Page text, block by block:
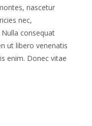
nascetur
nec,
consequat
ut libero venenatis
enim. Donec vitae